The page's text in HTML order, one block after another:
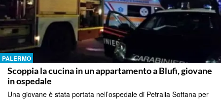
PALERMO
Scoppia la cucina in un appartamento a Blufi, giovane
in ospedale
Una giovane è stata portata nell’ospedale di Petralia Sottana per